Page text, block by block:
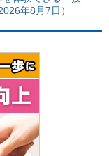
年8月7日）